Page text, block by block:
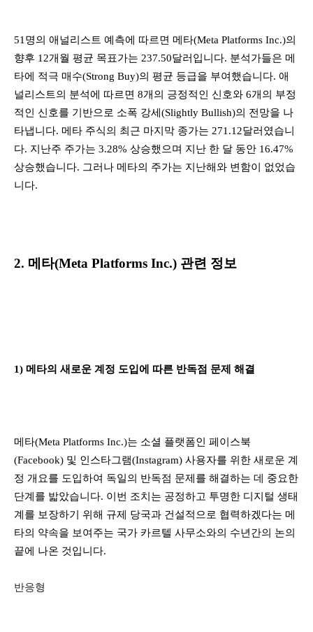
51명의 애널리스트 예측에 따르면 메타(Meta Platforms Inc.)의
향후 12개월 평균 목표가는 237.50달러입니다. 분석가들은 메
타에 적극 매수(Strong Buy)의 평균 등급을 부여했습니다. 애
널리스트의 분석에 따르면 8개의 긍정적인 신호와 6개의 부정
적인 신호를 기반으로 소폭 강세(Slightly Bullish)의 전망을 나
타냅니다. 메타 주식의 최근 마지막 종가는 271.12달러였습니
다. 지난주 주가는 3.28% 상승했으며 지난 한 달 동안 16.47%
상승했습니다. 그러나 메타의 주가는 지난해와 변함이 없었습
니다.
2. 메타(Meta Platforms Inc.) 관련 정보
1) 메타의 새로운 계정 도입에 따른 반독점 문제 해결
메타(Meta Platforms Inc.)는 소셜 플랫폼인 페이스북
(Facebook) 및 인스타그램(Instagram) 사용자를 위한 새로운 계
정 개요를 도입하여 독일의 반독점 문제를 해결하는 데 중요한
단계를 밟았습니다. 이번 조치는 공정하고 투명한 디지털 생태
계를 보장하기 위해 규제 당국과 건설적으로 협력하겠다는 메
타의 약속을 보여주는 국가 카르텔 사무소와의 수년간의 논의
끝에 나온 것입니다.
반응형